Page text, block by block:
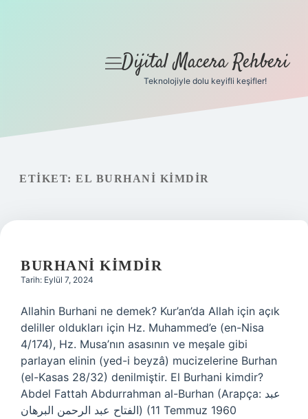
Gizlilik Politikası
menüyü
Dijital Macera Rehberi
Teknolojiyle dolu keyifli keşifler!
ETIKET: EL BURHANI KIMDIR
BURHANI KIMDIR
Tarih: Eylül 7, 2024
Allahin Burhani ne demek? Kur’an’da Allah için açık
deliller oldukları için Hz. Muhammed’e (en-Nisa
4/174), Hz. Musa’nın asasının ve meşale gibi
parlayan elinin (yed-i beyzâ) mucizelerine Burhan
(el-Kasas 28/32) denilmiştir. El Burhani kimdir?
Abdel Fattah Abdurrahman al-Burhan (Arapça: عبد
الفتاح عبد الرحمن البرهان) (11 Temmuz 1960